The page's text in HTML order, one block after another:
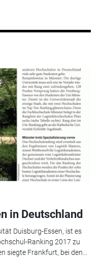
in Deutschland
Duisburg-Essen, ist es
Ranking 2017 zu
siegte Frankfurt, bei den...